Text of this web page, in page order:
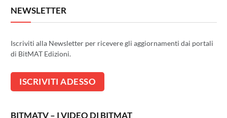
NEWSLETTER
Iscriviti alla Newsletter per ricevere gli aggiornamenti dai portali
di BitMAT Edizioni.
BITMATV – I VIDEO DI BITMAT